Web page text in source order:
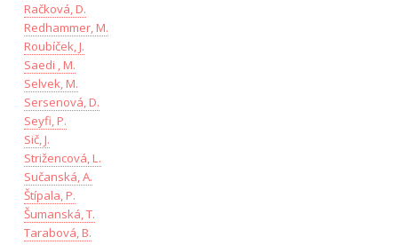
Račková, D.
Redhammer, M.
Roubíček, J.
Saedi , M.
Selvek, M.
Sersenová, D.
Seyfi, P.
Sič, J.
Strižencová, L.
Sučanská, A.
Štípala, P.
Šumanská, T.
Tarabová, B.